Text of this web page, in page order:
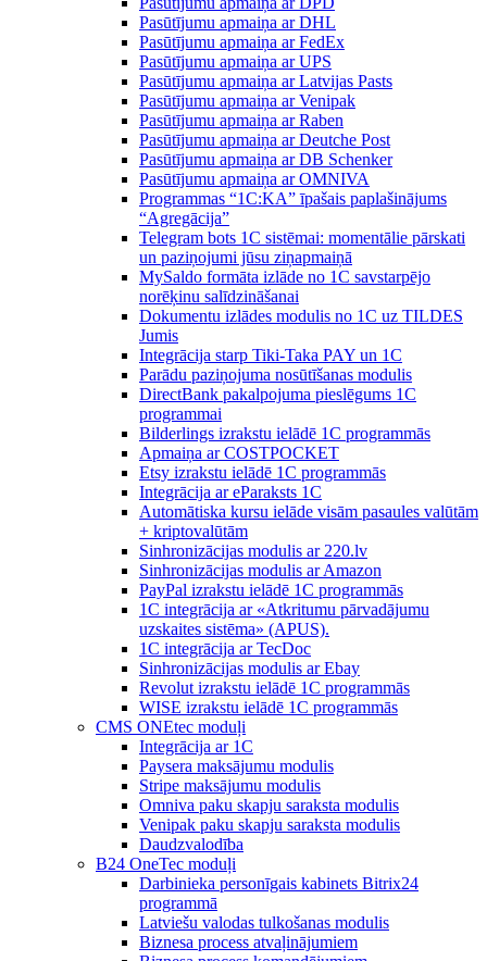
Pasūtījumu apmaiņa ar DHL
Pasūtījumu apmaiņa ar FedEx
Pasūtījumu apmaiņa ar UPS
Pasūtījumu apmaiņa ar Latvijas Pasts
Pasūtījumu apmaiņa ar Venipak
Pasūtījumu apmaiņa ar Raben
Pasūtījumu apmaiņa ar Deutche Post
Pasūtījumu apmaiņa ar DB Schenker
Pasūtījumu apmaiņa ar OMNIVA
Programmas “1C:KA” īpašais paplašinājums
“Agregācija”
Telegram bots 1C sistēmai: momentālie pārskati
un paziņojumi jūsu ziņapmaiņā
MySaldo formāta izlāde no 1C savstarpējo
norēķinu salīdzināšanai
Dokumentu izlādes modulis no 1C uz TILDES
Jumis
Integrācija starp Tiki-Taka PAY un 1C
Parādu paziņojuma nosūtīšanas modulis
DirectBank pakalpojuma pieslēgums 1C
programmai
Bilderlings izrakstu ielādē 1C programmās
Apmaiņa ar COSTPOCKET
Etsy izrakstu ielādē 1C programmās
Integrācija ar eParaksts 1C
Automātiska kursu ielāde visām pasaules valūtām
+ kriptovalūtām
Sinhronizācijas modulis ar 220.lv
Sinhronizācijas modulis ar Amazon
PayPal izrakstu ielādē 1C programmās
1C integrācija ar «Atkritumu pārvadājumu
uzskaites sistēma» (APUS).
1C integrācija ar TecDoc
Sinhronizācijas modulis ar Ebay
Revolut izrakstu ielādē 1C programmās
WISE izrakstu ielādē 1C programmās
CMS ONEtec moduļi
Integrācija ar 1C
Paysera maksājumu modulis
Stripe maksājumu modulis
Omniva paku skapju saraksta modulis
Venipak paku skapju saraksta modulis
Daudzvalodība
B24 OneTec moduļi
Darbinieka personīgais kabinets Bitrix24
programmā
Latviešu valodas tulkošanas modulis
Biznesa process atvaļinājumiem